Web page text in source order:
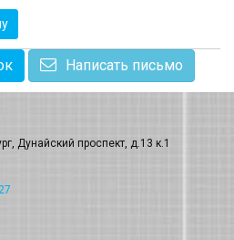
Написать письмо
Дунайский проспект, д.13 к.1